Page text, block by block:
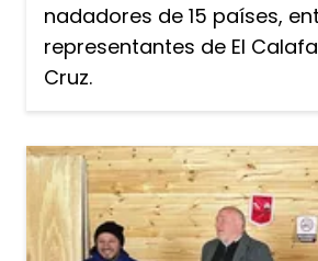
nadadores de 15 países,
representantes de El
Cruz.